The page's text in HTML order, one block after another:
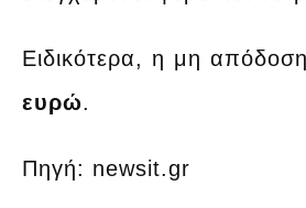
Ειδικότερα, η μη
ευρώ.
Πηγή: newsit.gr